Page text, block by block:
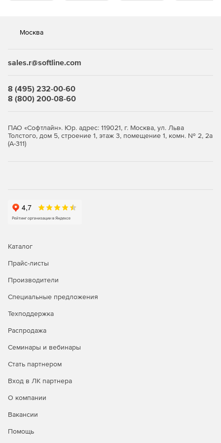
Москва
sales.r@softline.com
8 (495) 232-00-60
8 (800) 200-08-60
ПАО «Софтлайн». Юр. адрес: 119021, г. Москва, ул. Льва
Толстого, дом 5, строение 1, этаж 3, помещение 1, комн. № 2, 2а
(А-311)
Каталог
Прайс-листы
Производители
Специальные предложения
Техподдержка
Распродажа
Семинары и вебинары
Стать партнером
Вход в ЛК партнера
О компании
Вакансии
Помощь